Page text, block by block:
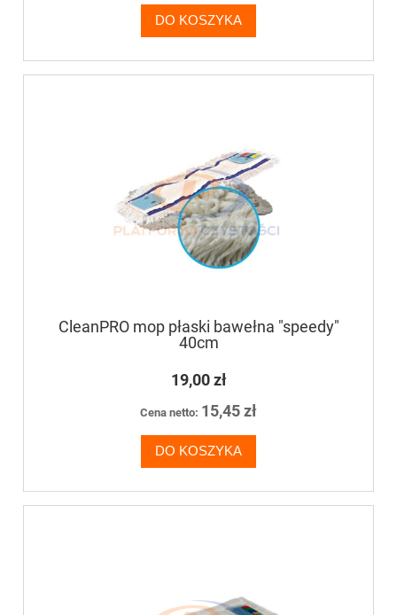
DO KOSZYKA
CleanPRO mop płaski bawełna "speedy"
40cm
19,00 zł
Cena netto: 15,45 zł
DO KOSZYKA